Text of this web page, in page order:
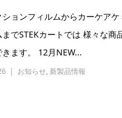
ションフィルムからカーケア
までSTEKカートでは 様々な商
ます。 12月NEW...
お知らせ, 新製品情報